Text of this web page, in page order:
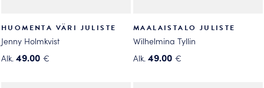
HUOMENTA VÄRI JULISTE
Jenny Holmkvist
Alk. 49.00 €
MAALAISTALO JULISTE
Wilhelmina Tyllin
Alk. 49.00 €